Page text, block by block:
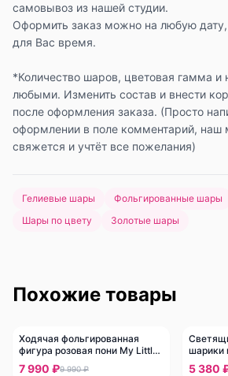
самовывоз из нашей студии.
Оформить заказ можно на любую
для Вас время.
*Количество шаров, цветовая гамма и
любыми. Изменить состав и внести
после оформления заказа. (Просто
оформлении в поле комментарий,
свяжется и учтёт все пожелания)
Гелиевые шары Фольгированные шары
Шары по цвету
Золотые шары
Похожие товары
-20%
Ходячая фольгированная
фигура розовая пони My Little
Pony
7 990 ₽9 990 ₽
-10%
шарики
5 380